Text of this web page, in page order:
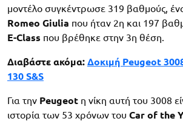
μοντέλο συγκέντρωσε 319 βαθμούς,
Romeo Giulia που ήταν 2η και 197
E-Class που βρέθηκε στην 3η θέση.
Διαβάστε ακόμα: Δοκιμή Peugeot
130 S&S
Για την Peugeot η νίκη αυτή του 3008
ιστορία των 53 χρόνων του Car of the